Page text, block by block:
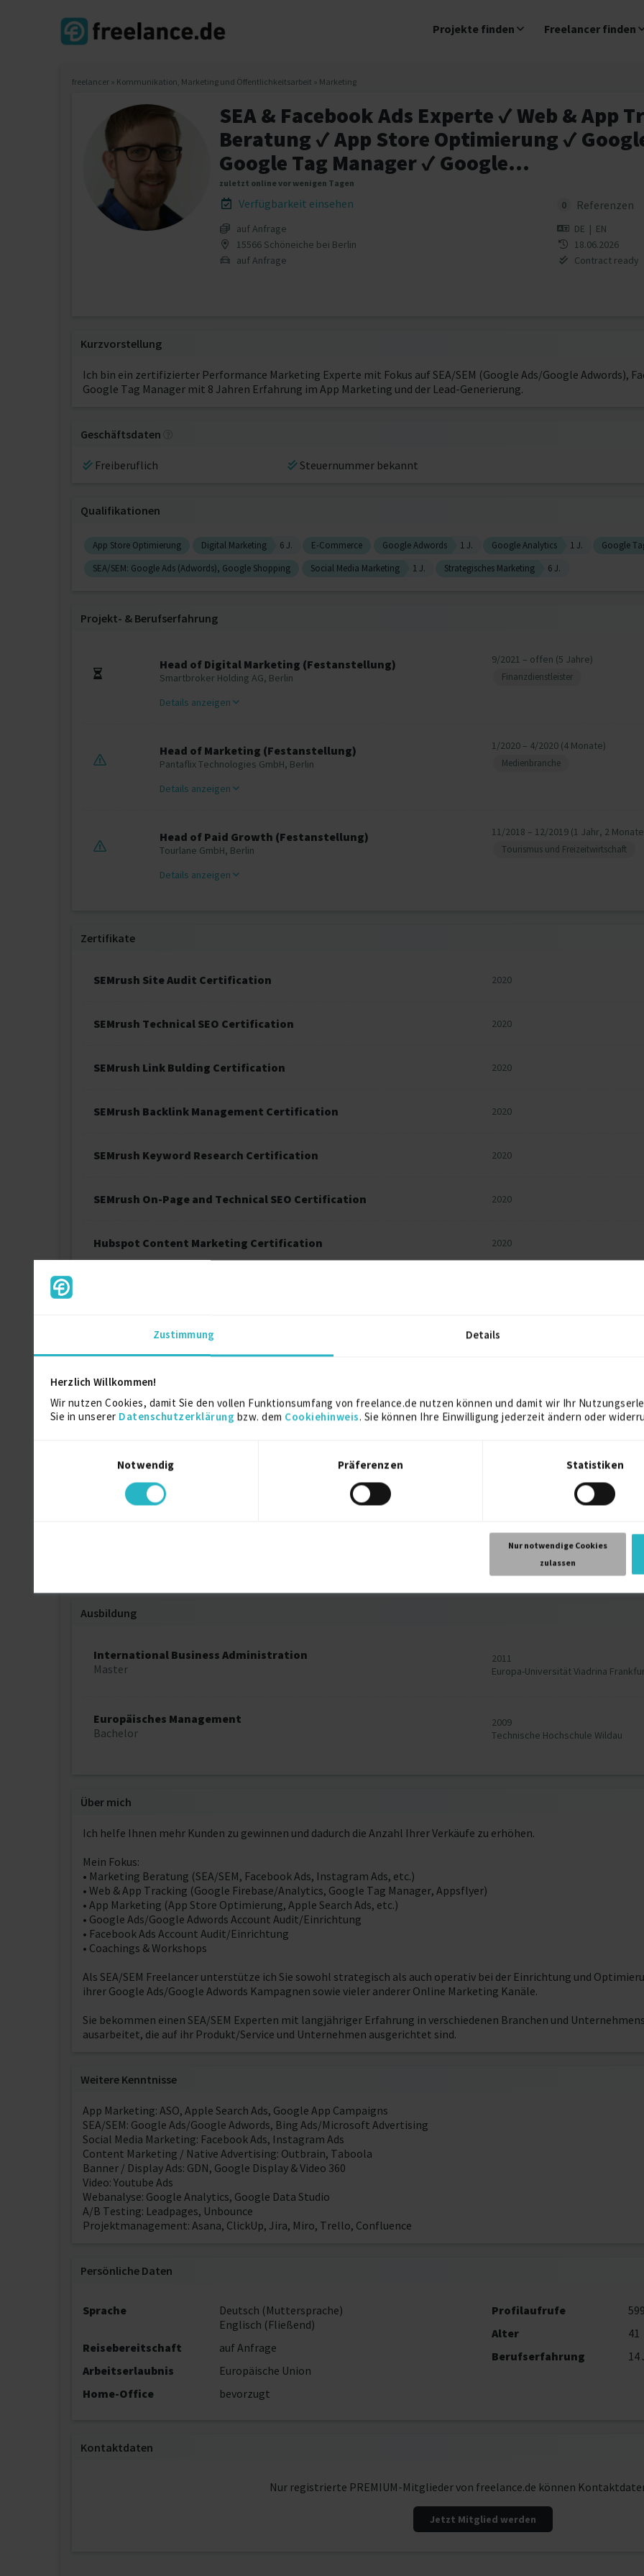
Zustimmung Details
Herzlich Willkommen!
Wir nutzen Cookies, damit Sie den vollen Funktionsumfang von freelance.de nutzen können und damit wir Ihr
Sie in unserer Datenschutzerklärung bzw. dem Cookiehinweis. Sie können Ihre Einwilligung jederzeit ändern oder
Notwendig
Präferenzen Statistiken
Nur notwendige Cookies
zulassen
Projekte finden Freelancer finden
freelancer » Kommunikation, Marketing und Öffentlichkeitsarbeit » Marketing
SEA & Facebook Ads Experte ✓ Web & App
Beratung ✓ App Store Optimierung ✓
Google Tag Manager ✓ Google...
zuletzt online vor wenigen Tagen
Verfügbarkeit einsehen 0 Referenzen
auf Anfrage
15566 Schöneiche bei Berlin
auf Anfrage
DE | EN
18.06.2026
Contract ready
Kurzvorstellung
Ich bin ein zertifizierter Performance Marketing Experte mit Fokus auf SEA/SEM (Google Ads/Google Adwords),
Google Tag Manager mit 8 Jahren Erfahrung im App Marketing und der Lead-Generierung.
Geschäftsdaten
Freiberuflich Steuernummer bekannt
Qualifikationen
App Store Optimierung Digital Marketing 6 J. E-Commerce Google Adwords 1 J. Google Analytics 1 J.
Google
SEA/SEM: Google Ads (Adwords), Google Shopping
Social Media Marketing 1 J. Strategisches Marketing 6 J.
Projekt‐ & Berufserfahrung
Head of Digital Marketing (Festanstellung)
Smartbroker Holding AG, Berlin
9/2021 – offen (5 Jahre)
Finanzdienstleister
Details anzeigen
Head of Marketing (Festanstellung)
Pantaflix Technologies GmbH, Berlin
1/2020 – 4/2020 (4 Monate)
Medienbranche
Details anzeigen
Head of Paid Growth (Festanstellung)
Tourlane GmbH, Berlin
11/2018 – 12/2019 (1 Jahr, 2
Tourismus und Freizeitwirtschaft
Details anzeigen
Zertifikate
SEMrush Site Audit Certification 2020
SEMrush Technical SEO Certification 2020
SEMrush Link Bulding Certification 2020
SEMrush Backlink Management Certification 2020
SEMrush Keyword Research Certification 2020
SEMrush On-Page and Technical SEO Certification 2020
Hubspot Content Marketing Certification 2020
Amazon Advertising Sponsored Ads Accreditation 2019
Google Ads Display Certification
Google Ads Measurement Certification 2019
Google Ads Search Certification
Google Ads Video Certification
2019
Ausbildung
International Business Administration
Master
2011
Europa-Universität Viadrina
Europäisches Management
Bachelor
2009
Technische Hochschule Wildau
Über mich
Ich helfe Ihnen mehr Kunden zu gewinnen und dadurch die Anzahl Ihrer Verkäufe zu erhöhen.
Mein Fokus:
• Marketing Beratung (SEA/SEM, Facebook Ads, Instagram Ads, etc.)
• Web & App Tracking (Google Firebase/Analytics, Google Tag Manager, Appsflyer)
• App Marketing (App Store Optimierung, Apple Search Ads, etc.)
• Google Ads/Google Adwords Account Audit/Einrichtung
• Facebook Ads Account Audit/Einrichtung
• Coachings & Workshops
Als SEA/SEM Freelancer unterstütze ich Sie sowohl strategisch als auch operativ bei der Einrichtung und
ihrer Google Ads/Google Adwords Kampagnen sowie vieler anderer Online Marketing Kanäle.
Sie bekommen einen SEA/SEM Experten mit langjähriger Erfahrung in verschiedenen Branchen und
ausarbeitet, die auf ihr Produkt/Service und Unternehmen ausgerichtet sind.
Weitere Kenntnisse
App Marketing: ASO, Apple Search Ads, Google App Campaigns
SEA/SEM: Google Ads/Google Adwords, Bing Ads/Microsoft Advertising
Social Media Marketing: Facebook Ads, Instagram Ads
Content Marketing / Native Advertising: Outbrain, Taboola
Banner / Display Ads: GDN, Google Display & Video 360
Video: Youtube Ads
Webanalyse: Google Analytics, Google Data Studio
A/B Testing: Leadpages, Unbounce
Projektmanagement: Asana, ClickUp, Jira, Miro, Trello, Confluence
Persönliche Daten
Sprache
Deutsch (Muttersprache)
Englisch (Fließend)
Reisebereitschaft
auf Anfrage
Arbeitserlaubnis
Europäische Union
Home-Office
bevorzugt
Profilaufrufe
Alter
41
Berufserfahrung
14
Kontaktdaten
Nur registrierte PREMIUM-Mitglieder von freelance.de können
Jetzt Mitglied werden